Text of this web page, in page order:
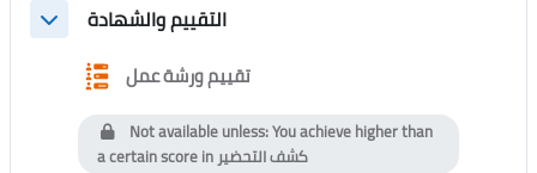
Collapseالتقييم والشهادة
تقييم ورشة عملQuestionnaire
Not available unless: You achieve higher than
a certain score inكشف التحضير